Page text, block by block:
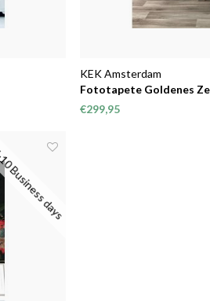
KEK Amsterdam
Fototapete Goldenes
€299,95
days